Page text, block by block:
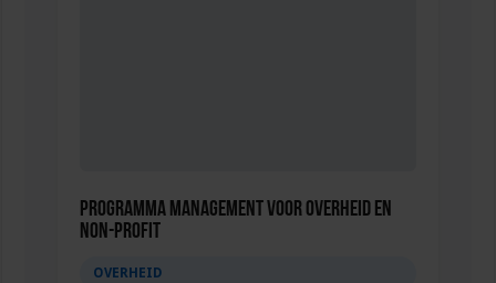
Programma Management voor overheid en
non-profit
OVERHEID